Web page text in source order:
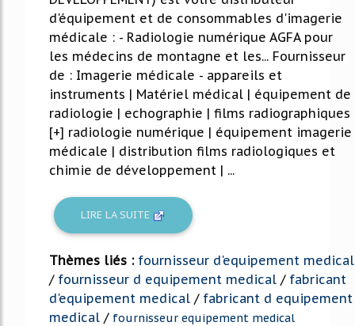
d'équipement et de consommables d'imagerie
médicale : - Radiologie numérique AGFA pour
les médecins de montagne et les... Fournisseur
de : Imagerie médicale - appareils et
instruments | Matériel médical | équipement de
radiologie | echographie | films radiographiques
[+] radiologie numérique | équipement imagerie
médicale | distribution films radiologiques et
chimie de développement | ...
LIRE LA SUITE
Thèmes liés : fournisseur d'equipement medical
/ fournisseur d equipement medical / fabricant
d'equipement medical / fabricant d equipement
medical / fournisseur equipement medical